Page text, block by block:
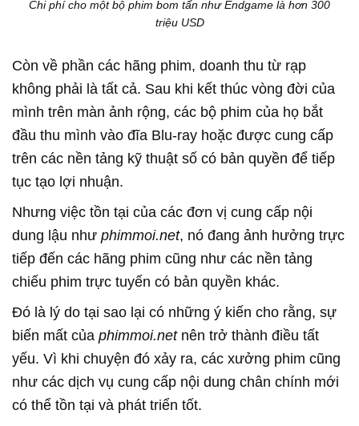
Chi phí cho một bộ phim bom tấn như Endgame là hơn 300
triệu USD
Còn về phần các hãng phim, doanh thu từ rạp
không phải là tất cả. Sau khi kết thúc vòng đời của
mình trên màn ảnh rộng, các bộ phim của họ bắt
đầu thu mình vào đĩa Blu-ray hoặc được cung cấp
trên các nền tảng kỹ thuật số có bản quyền để tiếp
tục tạo lợi nhuận.
Nhưng việc tồn tại của các đơn vị cung cấp nội
dung lậu như phimmoi.net, nó đang ảnh hưởng trực
tiếp đến các hãng phim cũng như các nền tảng
chiếu phim trực tuyến có bản quyền khác.
Đó là lý do tại sao lại có những ý kiến cho rằng, sự
biến mất của phimmoi.netnên trở thành điều tất
yếu. Vì khi chuyện đó xảy ra, các xưởng phim cũng
như các dịch vụ cung cấp nội dung chân chính mới
có thể tồn tại và phát triển tốt.